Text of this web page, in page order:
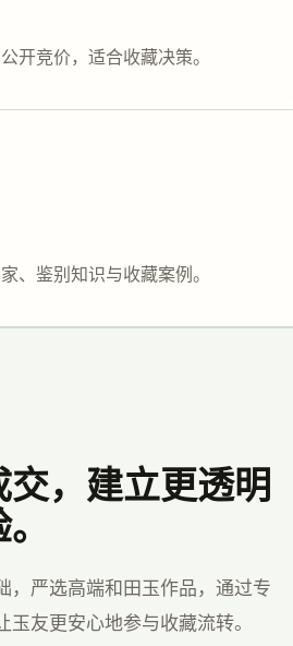
开竞价，适合收藏决策。
、鉴别知识与收藏案例。
，建立更透明
，严选高端和田玉作品，通过专
友更安心地参与收藏流转。